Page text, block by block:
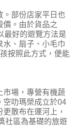
。部份店家平日也
價。由於貨品之
最好的遊覽方法是
水、扇子、小毛巾
按照此方式，便能
市場，專營有機蔬
空叻瑪榮成立於04
散布在運河上，
社區為基礎的旅遊